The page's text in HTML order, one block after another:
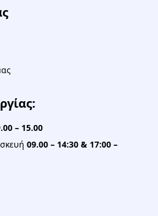
– 15.00
09.00 – 14:30 & 17:00 –